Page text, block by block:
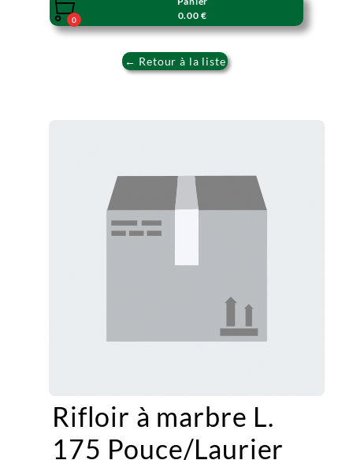

0
0.00 €
← Retour à la liste
Rifloir à marbre L.
175 Pouce/Laurier